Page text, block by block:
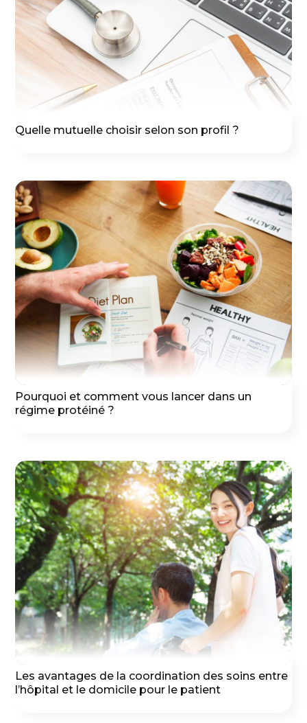
Quelle mutuelle choisir selon son profil ?
Pourquoi et comment vous lancer dans un
régime protéiné ?
Les avantages de la coordination des soins entre
l’hôpital et le domicile pour le patient